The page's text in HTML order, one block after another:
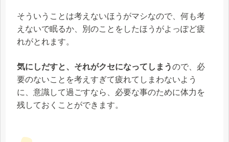
そういうことは考えないほうがマシなので、何も考
えないで眠るか、別のことをしたほうがよっぽど疲
れがとれます。
気にしだすと、それがクセになってしまうので、必
要のないことを考えすぎて疲れてしまわないよう
に、意識して過ごすなら、必要な事のために体力を
残しておくことができます。